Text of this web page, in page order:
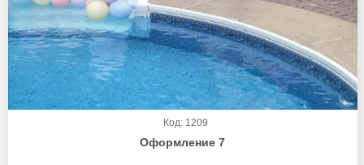
Код: 1209
Оформление 7